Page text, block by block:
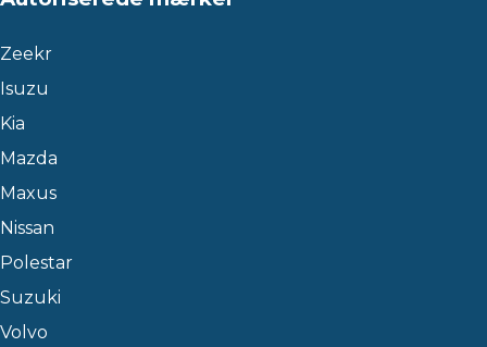
Zeekr
Isuzu
Kia
Mazda
Maxus
Nissan
Polestar
Suzuki
Volvo